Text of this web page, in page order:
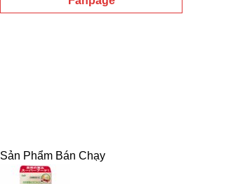
Sản Phẩm Bán Chạy